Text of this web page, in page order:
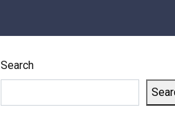
Search
une histoire si